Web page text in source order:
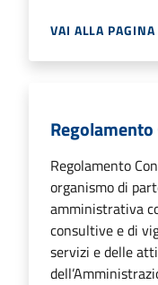
VAI ALLA PAGINA
Regolamento
organismo di
amministrativa
consultive e di
servizi e delle